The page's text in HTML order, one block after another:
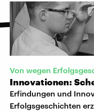
Von wegen
Innovationen:
Erfindungen und
Erfolgsgeschichten